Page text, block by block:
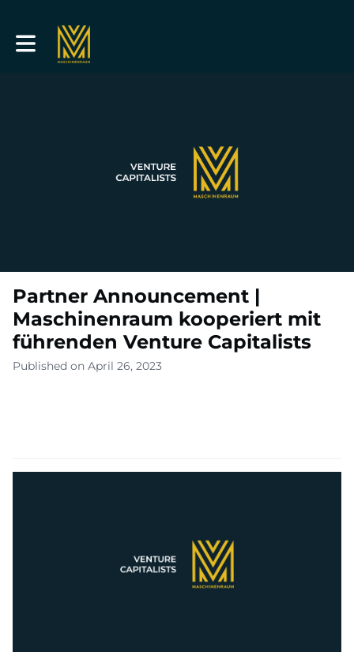
Toggle main navigation
Partner Announcement |
Maschinenraum kooperiert mit
führenden Venture Capitalists
Published on April 26, 2023